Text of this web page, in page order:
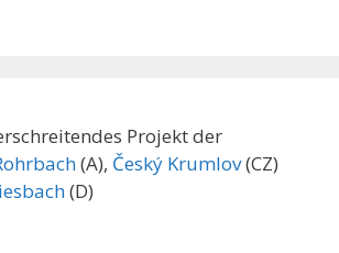
Projekt der
(A), Český Krumlov(CZ)
(D)